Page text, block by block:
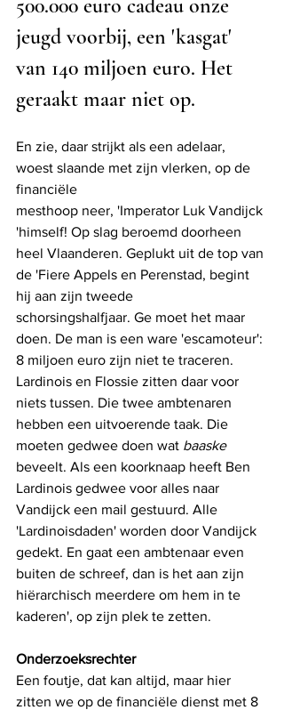
500.000 euro cadeau onze
jeugd voorbij, een 'kasgat'
van 140 miljoen euro. Het
geraakt maar niet op.
En zie, daar strijkt als een adelaar,
woest slaande met zijn vlerken, op de
financiële
mesthoop neer, 'Imperator Luk Vandijck
'himself! Op slag beroemd doorheen
heel Vlaanderen. Geplukt uit de top van
de 'Fiere Appels en Perenstad, begint
hij aan zijn tweede
schorsingshalfjaar. Ge moet het maar
doen. De man is een ware 'escamoteur':
8 miljoen euro zijn niet te traceren.
Lardinois en Flossie zitten daar voor
niets tussen. Die twee ambtenaren
hebben een uitvoerende taak. Die
moeten gedwee doen wat baaske
beveelt. Als een koorknaap heeft Ben
Lardinois gedwee voor alles naar
Vandijck een mail gestuurd. Alle
'Lardinoisdaden' worden door Vandijck
gedekt. En gaat een ambtenaar even
buiten de schreef, dan is het aan zijn
hiërarchisch meerdere om hem in te
kaderen', op zijn plek te zetten.
Onderzoeksrechter
Een foutje, dat kan altijd, maar hier
zitten we op de financiële dienst met 8